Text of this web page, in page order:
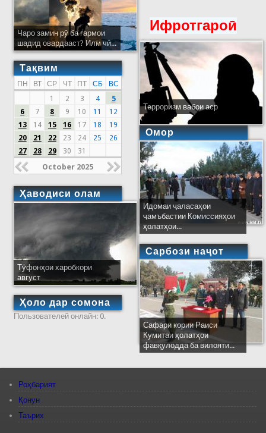
Чаро замин рӯ ба гармои
шадид овардааст? Илм чӣ...
Тақвим
ПН ВТ СР ЧТ ПТ СБ
ВС
1
2 3 4
5
6
7 8 9 10 11
12
13
14 15 16 17 18
19
20
21 22 23 24 25
26
27
28 29 30 31
October 2025
Ҳаводиси олам
Тӯфонҳои харобкори
август
Ҳоло дар сомона
Пользователей онлайн: 0.
Ифротгароӣ
Терроризм вабои аср
Омор
Идомаи ҷаласаҳои
ҷамъбастии Комиссияҳои
ҳолатҳои...
Сарбози наҷот
Сафари кории Раиси
Кумитаи ҳолатҳои
фавқулодда ба вилояти...
Роҳбарият
Қонун
Таърих